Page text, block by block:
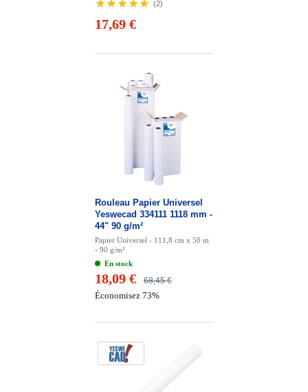
(2)
17,69 €
Rouleau Papier Universel
Yeswecad 334111 1118 mm -
44" 90 g/m²
Papier Universel - 111,8 cm x 50 m
- 90 g/m²
En stock
68,45 €
18,09 €
Économisez 73%